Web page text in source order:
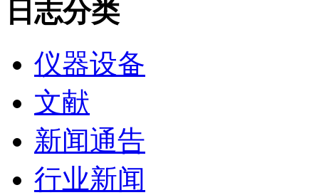
日志分类
仪器设备
文献
新闻通告
行业新闻